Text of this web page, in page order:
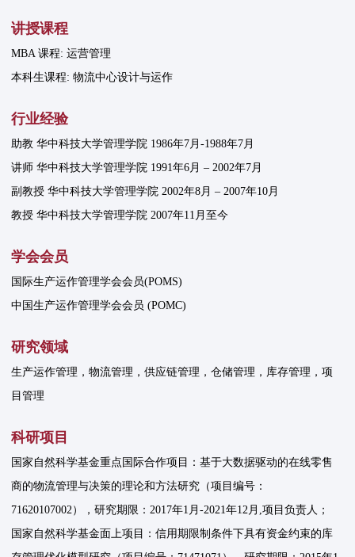
讲授课程
MBA 课程: 运营管理
本科生课程: 物流中心设计与运作
行业经验
助教 华中科技大学管理学院 1986年7月-1988年7月
讲师 华中科技大学管理学院 1991年6月 – 2002年7月
副教授 华中科技大学管理学院 2002年8月 – 2007年10月
教授 华中科技大学管理学院 2007年11月至今
学会会员
国际生产运作管理学会会员(POMS)
中国生产运作管理学会会员 (POMC)
研究领域
生产运作管理，物流管理，供应链管理，仓储管理，库存管理，项
目管理
科研项目
国家自然科学基金重点国际合作项目：基于大数据驱动的在线零售
商的物流管理与决策的理论和方法研究（项目编号：
71620107002），研究期限：2017年1月-2021年12月,项目负责人；
国家自然科学基金面上项目：信用期限制条件下具有资金约束的库